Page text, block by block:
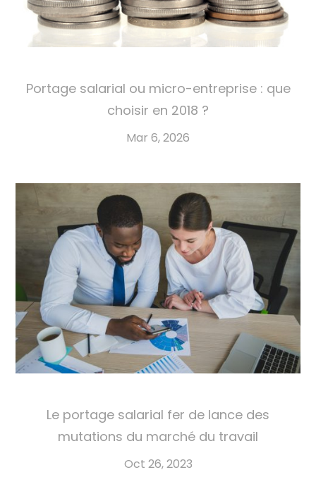
Portage salarial ou micro-entreprise : que
choisir en 2018 ?
Mar 6, 2026
Le portage salarial fer de lance des
mutations du marché du travail
Oct 26, 2023